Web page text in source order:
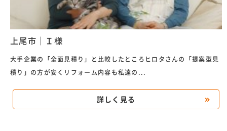
上尾市｜Ｉ様
大手企業の「全面見積り」と比較したところヒロタさんの「提案型見
積り」の方が安くリフォーム内容も私達の...
詳しく見る